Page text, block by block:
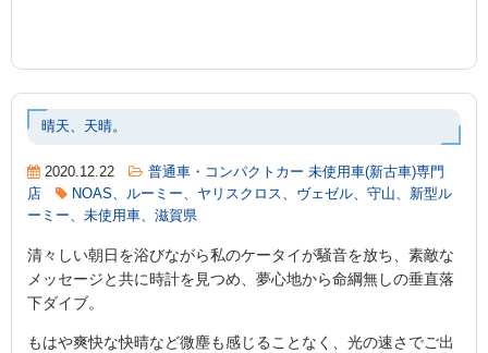
晴天、天晴。
2020.12.22
普通車・コンパクトカー 未使用車(新古車)専門
店
NOAS、ルーミー、ヤリスクロス、ヴェゼル、守山、新型ル
ーミー、未使用車、滋賀県
清々しい朝日を浴びながら私のケータイが騒音を放ち、素敵な
メッセージと共に時計を見つめ、夢心地から命綱無しの垂直落
下ダイブ。
もはや爽快な快晴など微塵も感じることなく、光の速さでご出